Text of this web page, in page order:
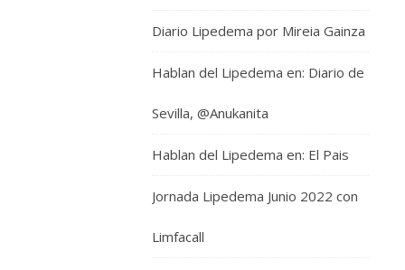
Diario Lipedema por Mireia Gainza
Hablan del Lipedema en: Diario de
Sevilla, @Anukanita
Hablan del Lipedema en: El Pais
Jornada Lipedema Junio 2022 con
Limfacall